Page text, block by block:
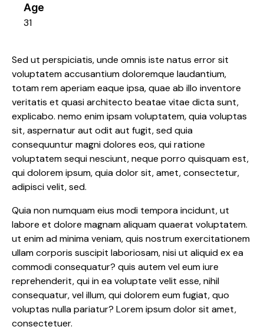
Age
31
Sed ut perspiciatis, unde omnis iste natus error sit
voluptatem accusantium doloremque laudantium,
totam rem aperiam eaque ipsa, quae ab illo inventore
veritatis et quasi architecto beatae vitae dicta sunt,
explicabo. nemo enim ipsam voluptatem, quia voluptas
sit, aspernatur aut odit aut fugit, sed quia
consequuntur magni dolores eos, qui ratione
voluptatem sequi nesciunt, neque porro quisquam est,
qui dolorem ipsum, quia dolor sit, amet, consectetur,
adipisci velit, sed.
Quia non numquam eius modi tempora incidunt, ut
labore et dolore magnam aliquam quaerat voluptatem.
ut enim ad minima veniam, quis nostrum exercitationem
ullam corporis suscipit laboriosam, nisi ut aliquid ex ea
commodi consequatur? quis autem vel eum iure
reprehenderit, qui in ea voluptate velit esse, nihil
consequatur, vel illum, qui dolorem eum fugiat, quo
voluptas nulla pariatur? Lorem ipsum dolor sit amet,
consectetuer.